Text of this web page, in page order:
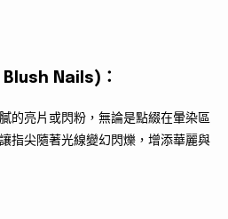
Blush Nails) ：
的亮片或閃粉，無論是點綴在暈染區
指尖隨著光線變幻閃爍，增添華麗與